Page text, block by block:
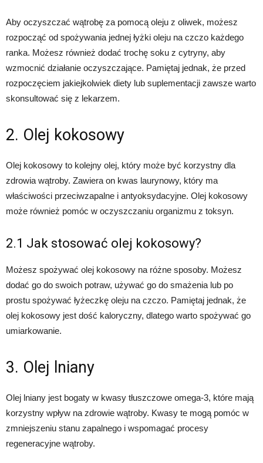
Aby oczyszczać wątrobę za pomocą oleju z oliwek, możesz
rozpocząć od spożywania jednej łyżki oleju na czczo każdego
ranka. Możesz również dodać trochę soku z cytryny, aby
wzmocnić działanie oczyszczające. Pamiętaj jednak, że przed
rozpoczęciem jakiejkolwiek diety lub suplementacji zawsze warto
skonsultować się z lekarzem.
2. Olej kokosowy
Olej kokosowy to kolejny olej, który może być korzystny dla
zdrowia wątroby. Zawiera on kwas laurynowy, który ma
właściwości przeciwzapalne i antyoksydacyjne. Olej kokosowy
może również pomóc w oczyszczaniu organizmu z toksyn.
2.1 Jak stosować olej kokosowy?
Możesz spożywać olej kokosowy na różne sposoby. Możesz
dodać go do swoich potraw, używać go do smażenia lub po
prostu spożywać łyżeczkę oleju na czczo. Pamiętaj jednak, że
olej kokosowy jest dość kaloryczny, dlatego warto spożywać go
umiarkowanie.
3. Olej lniany
Olej lniany jest bogaty w kwasy tłuszczowe omega-3, które mają
korzystny wpływ na zdrowie wątroby. Kwasy te mogą pomóc w
zmniejszeniu stanu zapalnego i wspomagać procesy
regeneracyjne wątroby.